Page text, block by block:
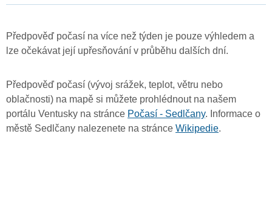
Předpověď počasí na více než týden je pouze výhledem a
lze očekávat její upřesňování v průběhu dalších dní.
Předpověď počasí (vývoj srážek, teplot, větru nebo
oblačnosti) na mapě si můžete prohlédnout na našem
portálu Ventusky na stránce Počasí - Sedlčany. Informace o
městě Sedlčany nalezenete na stránce Wikipedie.